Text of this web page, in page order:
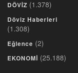
DÖVİZ (1.378)
Döviz Haberleri
(1.308)
Eğlence (2)
EKONOMİ (25.188)